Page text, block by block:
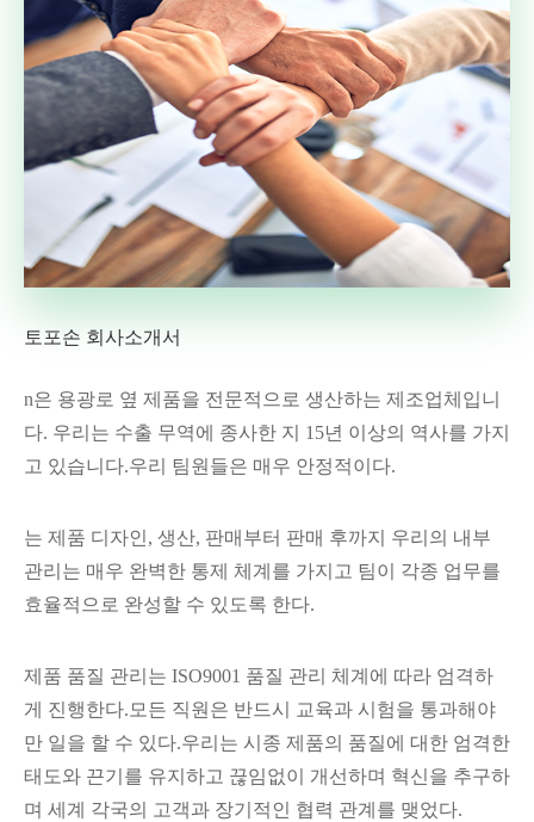
토포손 회사소개서
n은 용광로 옆 제품을 전문적으로 생산하는 제조업체입니
다. 우리는 수출 무역에 종사한 지 15년 이상의 역사를 가지
고 있습니다.우리 팀원들은 매우 안정적이다.
는 제품 디자인, 생산, 판매부터 판매 후까지 우리의 내부
관리는 매우 완벽한 통제 체계를 가지고 팀이 각종 업무를
효율적으로 완성할 수 있도록 한다.
제품 품질 관리는 ISO9001 품질 관리 체계에 따라 엄격하
게 진행한다.모든 직원은 반드시 교육과 시험을 통과해야
만 일을 할 수 있다.우리는 시종 제품의 품질에 대한 엄격한
태도와 끈기를 유지하고 끊임없이 개선하며 혁신을 추구하
며 세계 각국의 고객과 장기적인 협력 관계를 맺었다.